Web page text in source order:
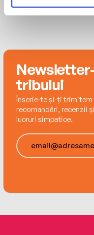
tribului
Înscrie-te și-ți trimitem
recomandări, recenzii
lucruri simpatice.